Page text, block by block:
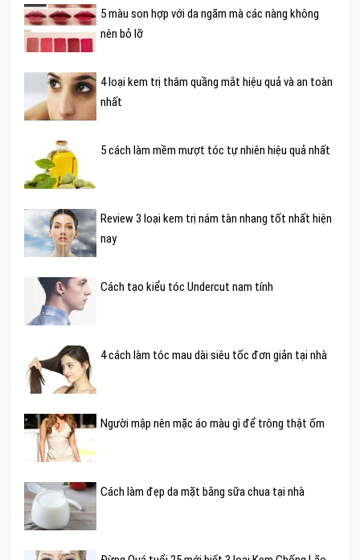
5 màu son hợp với da ngăm mà các nàng không
nên bỏ lỡ
4 loại kem trị thâm quầng mắt hiệu quả và an toàn
nhất
5 cách làm mềm mượt tóc tự nhiên hiệu quả nhất
Review 3 loại kem trị nám tàn nhang tốt nhất hiện
nay
Cách tạo kiểu tóc Undercut nam tính
4 cách làm tóc mau dài siêu tốc đơn giản tại nhà
Người mập nên mặc áo màu gì để trông thật ốm
Cách làm đẹp da mặt bằng sữa chua tại nhà